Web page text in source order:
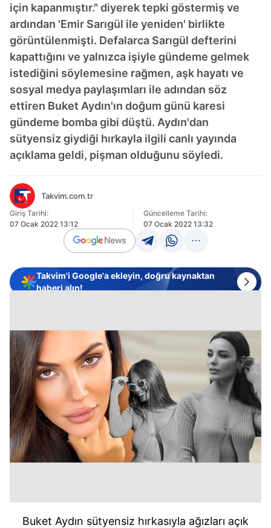
için kapanmıştır." diyerek tepki göstermiş ve
ardından 'Emir Sarıgül ile yeniden' birlikte
görüntülenmişti. Defalarca Sarıgül defterini
kapattığını ve yalnızca işiyle gündeme gelmek
istediğini söylemesine rağmen, aşk hayatı ve
sosyal medya paylaşımları ile adından söz
ettiren Buket Aydın'ın doğum günü karesi
gündeme bomba gibi düştü. Aydın'dan
sütyensiz giydiği hırkayla ilgili canlı yayında
açıklama geldi, pişman olduğunu söyledi.
Takvim.com.tr
Giriş Tarihi:
07 Ocak 2022 13:12
Güncelleme Tarihi:
07 Ocak 2022 13:32
Takvim'i Google'a ekleyin, doğru kaynaktan
haberi alın!
Buket Aydın sütyensiz hırkasıyla ağızları açık